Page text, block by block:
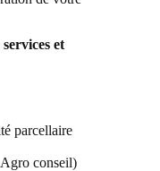
et
parcellaire
conseil)